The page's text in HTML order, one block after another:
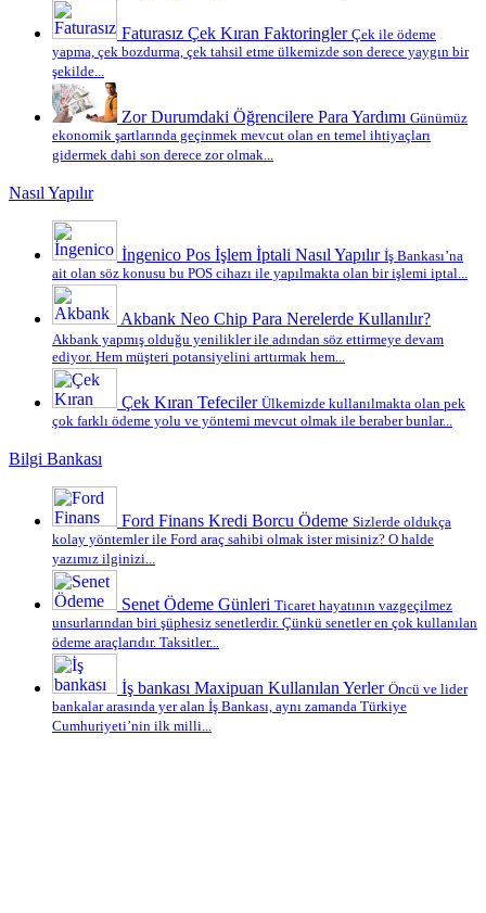
Faturasız Çek Kıran Faktoringler Çek ile ödeme
yapma, çek bozdurma, çek tahsil etme ülkemizde son derece yaygın bir
şekilde...
Zor Durumdaki Öğrencilere Para Yardımı Günümüz
ekonomik şartlarında geçinmek mevcut olan en temel ihtiyaçları
gidermek dahi son derece zor olmak...
Nasıl Yapılır
İngenico Pos İşlem İptali Nasıl Yapılır İş Bankası’na
ait olan söz konusu bu POS cihazı ile yapılmakta olan bir işlemi iptal...
Akbank Neo Chip Para Nerelerde Kullanılır?
Akbank yapmış olduğu yenilikler ile adından söz ettirmeye devam
ediyor. Hem müşteri potansiyelini arttırmak hem...
Çek Kıran Tefeciler Ülkemizde kullanılmakta olan pek
çok farklı ödeme yolu ve yöntemi mevcut olmak ile beraber bunlar...
Bilgi Bankası
Ford Finans Kredi Borcu Ödeme Sizlerde oldukça
kolay yöntemler ile Ford araç sahibi olmak ister misiniz? O halde
yazımız ilginizi...
Senet Ödeme Günleri Ticaret hayatının vazgeçilmez
unsurlarından biri şüphesiz senetlerdir. Çünkü senetler en çok kullanılan
ödeme araçlarıdır. Taksitler...
İş bankası Maxipuan Kullanılan Yerler Öncü ve lider
bankalar arasında yer alan İş Bankası, aynı zamanda Türkiye
Cumhuriyeti’nin ilk milli...